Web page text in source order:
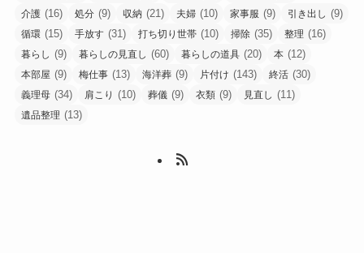
介護 (16) 処分 (9) 収納 (21) 夫婦 (10) 家事服 (9) 引き出し (9)
循環 (15) 手放す (31) 打ち切り世帯 (10) 掃除 (35) 整理 (16)
暮らし (9) 暮らしの見直し (60) 暮らしの道具 (20) 本 (12)
本部屋 (9) 梅仕事 (13) 海洋葬 (9) 片付け (143) 終活 (30)
義理母 (34) 肩こり (10) 葬儀 (9) 衣類 (9) 見直し (11)
遺品整理 (13)